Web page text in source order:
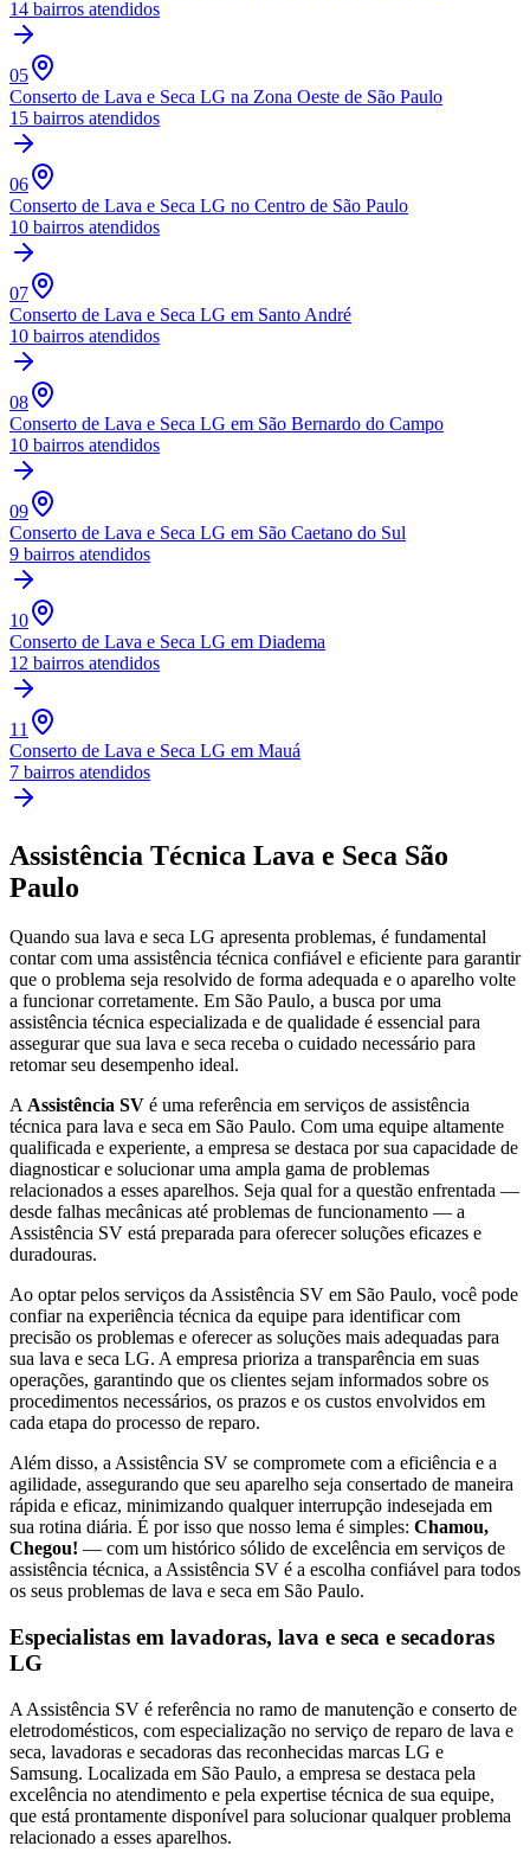
14 bairros atendidos
05
Conserto de Lava e Seca LG na Zona Oeste de São Paulo
15 bairros atendidos
06
Conserto de Lava e Seca LG no Centro de São Paulo
10 bairros atendidos
07
Conserto de Lava e Seca LG em Santo André
10 bairros atendidos
08
Conserto de Lava e Seca LG em São Bernardo do Campo
10 bairros atendidos
09
Conserto de Lava e Seca LG em São Caetano do Sul
9 bairros atendidos
10
Conserto de Lava e Seca LG em Diadema
12 bairros atendidos
11
Conserto de Lava e Seca LG em Mauá
7 bairros atendidos
Assistência Técnica Lava e Seca São
Paulo
Quando sua lava e seca LG apresenta problemas, é fundamental
contar com uma assistência técnica confiável e eficiente para garantir
que o problema seja resolvido de forma adequada e o aparelho volte
a funcionar corretamente. Em São Paulo, a busca por uma
assistência técnica especializada e de qualidade é essencial para
assegurar que sua lava e seca receba o cuidado necessário para
retomar seu desempenho ideal.
AAssistência SV é uma referência em serviços de assistência
técnica para lava e seca em São Paulo. Com uma equipe altamente
qualificada e experiente, a empresa se destaca por sua capacidade de
diagnosticar e solucionar uma ampla gama de problemas
relacionados a esses aparelhos. Seja qual for a questão enfrentada —
desde falhas mecânicas até problemas de funcionamento — a
Assistência SV está preparada para oferecer soluções eficazes e
duradouras.
Ao optar pelos serviços da Assistência SV em São Paulo, você pode
confiar na experiência técnica da equipe para identificar com
precisão os problemas e oferecer as soluções mais adequadas para
sua lava e seca LG. A empresa prioriza a transparência em suas
operações, garantindo que os clientes sejam informados sobre os
procedimentos necessários, os prazos e os custos envolvidos em
cada etapa do processo de reparo.
Além disso, a Assistência SV se compromete com a eficiência e a
agilidade, assegurando que seu aparelho seja consertado de maneira
rápida e eficaz, minimizando qualquer interrupção indesejada em
sua rotina diária. É por isso que nosso lema é simples: Chamou,
Chegou! — com um histórico sólido de excelência em serviços de
assistência técnica, a Assistência SV é a escolha confiável para todos
os seus problemas de lava e seca em São Paulo.
Especialistas em lavadoras, lava e seca e secadoras
LG
A Assistência SV é referência no ramo de manutenção e conserto de
eletrodomésticos, com especialização no serviço de reparo de lava e
seca, lavadoras e secadoras das reconhecidas marcas LG e
Samsung. Localizada em São Paulo, a empresa se destaca pela
excelência no atendimento e pela expertise técnica de sua equipe,
que está prontamente disponível para solucionar qualquer problema
relacionado a esses aparelhos.